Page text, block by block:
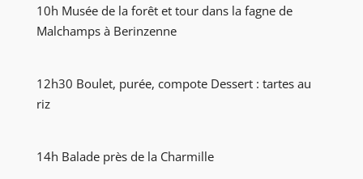
10h Musée de la forêt et tour dans la fagne de
Malchamps à Berinzenne
12h30 Boulet, purée, compote Dessert : tartes au
riz
14h Balade près de la Charmille